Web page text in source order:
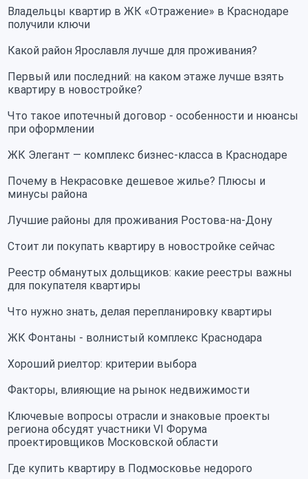
Владельцы квартир в ЖК «Отражение» в Краснодаре
получили ключи
Какой район Ярославля лучше для проживания?
Первый или последний: на каком этаже лучше взять
квартиру в новостройке?
Что такое ипотечный договор - особенности и нюансы
при оформлении
ЖК Элегант — комплекс бизнес-класса в Краснодаре
Почему в Некрасовке дешевое жилье? Плюсы и
минусы района
Лучшие районы для проживания Ростова-на-Дону
Стоит ли покупать квартиру в новостройке сейчас
Реестр обманутых дольщиков: какие реестры важны
для покупателя квартиры
Что нужно знать, делая перепланировку квартиры
ЖК Фонтаны - волнистый комплекс Краснодара
Хороший риелтор: критерии выбора
Факторы, влияющие на рынок недвижимости
Ключевые вопросы отрасли и знаковые проекты
региона обсудят участники VI Форума
проектировщиков Московской области
Где купить квартиру в Подмосковье недорого